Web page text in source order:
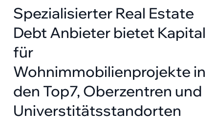
Spezialisierter Real Estate
Debt Anbieter bietet Kapital
für
Wohnimmobilienprojekte in
den Top7, Oberzentren und
Universtitätsstandorten